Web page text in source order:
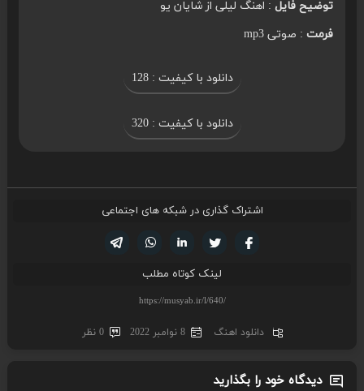
توضیح فایل: اهنگ لیلی از شایان یو
فرمت: صوتی mp3
دانلود با کیفیت : 128
دانلود با کیفیت : 320
اشتراک گذاری در شبکه های اجتماعی
لینکدین تویتر
فیسوک
لینک کوتاه مطلب
دانلود اهنگ 8 نوامبر 2022 0 نظر
دیدگاه خود را بگذارید